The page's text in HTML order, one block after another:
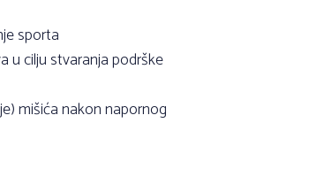
sporta
u cilju stvaranja podrške
mišića nakon napornog